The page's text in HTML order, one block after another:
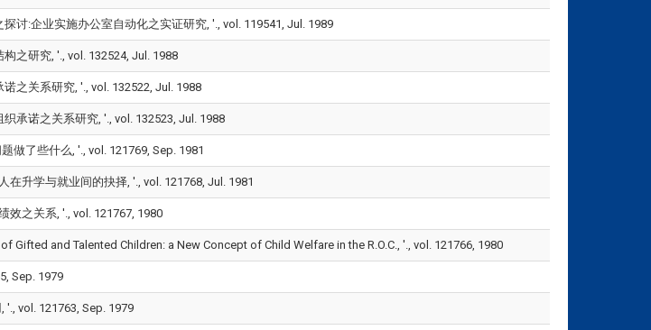
讨:企业实施办公室自动化之实证研究, '., vol. 119541, Jul. 1989
之研究, '., vol. 132524, Jul. 1988
之关系研究, '., vol. 132522, Jul. 1988
承诺之关系研究, '., vol. 132523, Jul. 1988
做了些什么, '., vol. 121769, Sep. 1981
升学与就业间的抉择, '., vol. 121768, Jul. 1981
效之关系, '., vol. 121767, 1980
Gifted and Talented Children: a New Concept of Child Welfare in the R.O.C., '., vol. 121766, 1980
Sep. 1979
'., vol. 121763, Sep. 1979